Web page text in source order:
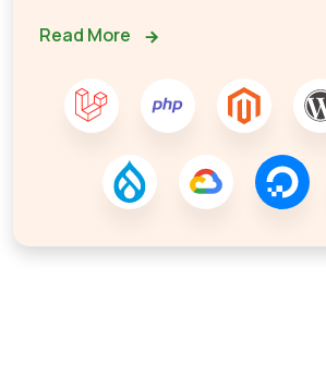
Read More